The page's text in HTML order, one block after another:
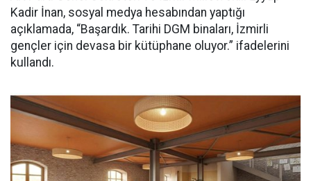
Kadir İnan, sosyal medya hesabından yaptığı
açıklamada, “Başardık. Tarihi DGM binaları, İzmirli
gençler için devasa bir kütüphane oluyor.” ifadelerini
kullandı.